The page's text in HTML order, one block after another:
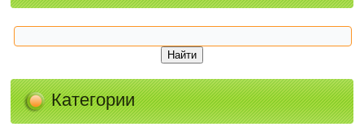
Категории